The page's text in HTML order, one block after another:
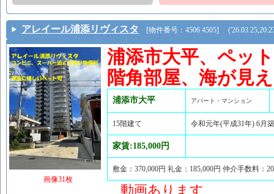
アレイール浦添リヴィスタ [物件番号：4506 4505]
画像31枚
浦添市大平、ペッ
階角部屋、海が見
浦添市大平 アパート・マンション
15階建て 令和元年(平成31年) 6月築
家賃:185,000円
敷金：370,000円 礼金：185,000円 仲介手数料
動画あります